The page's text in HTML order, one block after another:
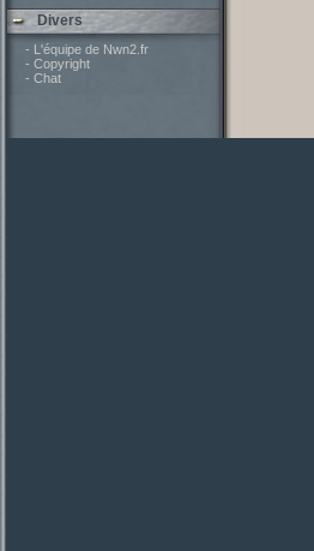
Divers
- L'équipe de Nwn2.fr
- Copyright
- Chat